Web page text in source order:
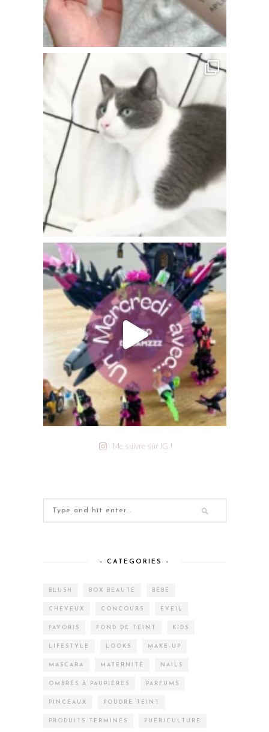
Me suivre sur IG !
– CATEGORIES –
BLUSH BOX BEAUTÉ BÉBÉ
CHEVEUX CONCOURS EVEIL
FAVORIS FOND DE TEINT KIDS
LIFESTYLE LOOKS MAKE-UP
MASCARA MATERNITÉ NAILS
OMBRES À PAUPIÈRES PARFUMS
PINCEAUX POUDRE TEINT
PRODUITS TERMINÉS PUÉRICULTURE